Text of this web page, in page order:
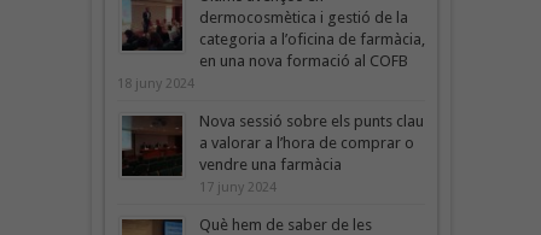
dermocosmètica i gestió de la
categoria a l’oficina de farmàcia,
en una nova formació al COFB
18 juny 2024
Nova sessió sobre els punts clau
a valorar a l’hora de comprar o
vendre una farmàcia
17 juny 2024
Què hem de saber de les